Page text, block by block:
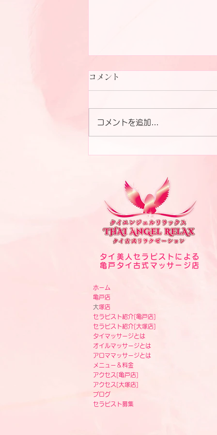
Staff team Thaiangel
コメント
コメントを追加…
タイ美人セラピストによる
亀戸タイ古式マッサージ店
ホーム
亀戸店
​大塚店
セラピスト紹介[ 亀戸店]
セラピスト紹介[ 大塚店]
タイマッサージとは
オイルマッサージとは
アロママッサージとは
メニュー＆料金
アクセス 亀戸店]
アクセス 大塚店]
ブログ
セラピスト募集